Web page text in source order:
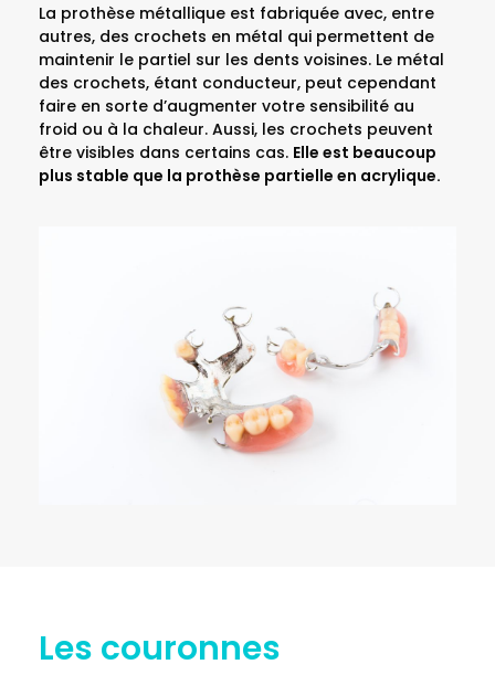
La prothèse métallique est fabriquée avec, entre
autres, des crochets en métal qui permettent de
maintenir le partiel sur les dents voisines. Le métal
des crochets, étant conducteur, peut cependant
faire en sorte d’augmenter votre sensibilité au
froid ou à la chaleur. Aussi, les crochets peuvent
être visibles dans certains cas. Elle est beaucoup
plus stable que la prothèse partielle en acrylique.
Les couronnes